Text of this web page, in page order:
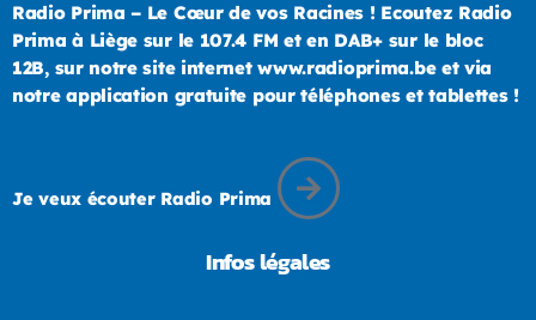
Radio Prima – Le Cœur de vos Racines ! Ecoutez Radio
Prima à Liège sur le 107.4 FM et en DAB+ sur le bloc
12B, sur notre site internet www.radioprima.be et via
notre application gratuite pour téléphones et tablettes !
Je veux écouter Radio Prima
Infos légales